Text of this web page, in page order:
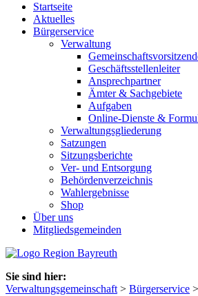
Startseite
Aktuelles
Bürgerservice
Verwaltung
Geschäftsstellenleiter
Ansprechpartner
Ämter & Sachgebiete
Aufgaben
Online-Dienste &
Verwaltungsgliederung
Satzungen
Sitzungsberichte
Ver- und Entsorgung
Behördenverzeichnis
Wahlergebnisse
Shop
Über uns
Mitgliedsgemeinden
Sie sind hier:
Verwaltungsgemeinschaft > Bürgerservice >